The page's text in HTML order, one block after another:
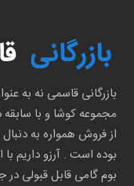
بازرگانی قاسمی نه به
مجموعه کوشا و با
از فروش همواره به
بوده است . آرزو داریم
بوم گامی قابل قبولی